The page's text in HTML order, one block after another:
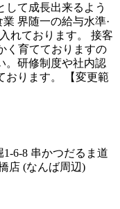
して成長出来るよう
界随一の給与水準·
れております。 接客
く育てておりますの
。研修制度や社内認
おります。 【変更範
6-8 串かつだるま道
店 (なんば周辺)